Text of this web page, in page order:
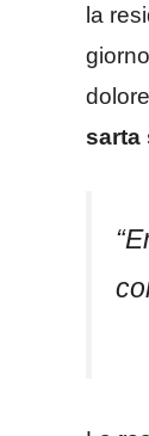
la
sarta
“